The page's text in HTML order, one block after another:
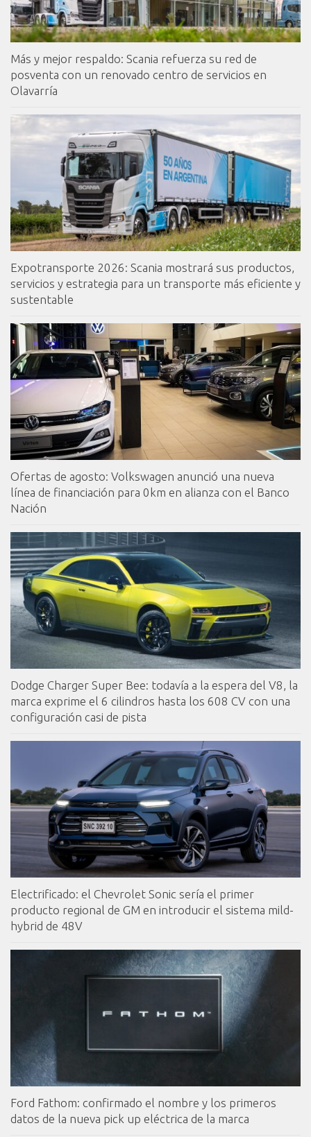
Más y mejor respaldo: Scania refuerza su red de
posventa con un renovado centro de servicios en
Olavarría
Expotransporte 2026: Scania mostrará sus productos,
servicios y estrategia para un transporte más eficiente y
sustentable
Ofertas de agosto: Volkswagen anunció una nueva
línea de financiación para 0km en alianza con el Banco
Nación
Dodge Charger Super Bee: todavía a la espera del V8, la
marca exprime el 6 cilindros hasta los 608 CV con una
configuración casi de pista
Electrificado: el Chevrolet Sonic sería el primer
producto regional de GM en introducir el sistema mild-
hybrid de 48V
Ford Fathom: confirmado el nombre y los primeros
datos de la nueva pick up eléctrica de la marca